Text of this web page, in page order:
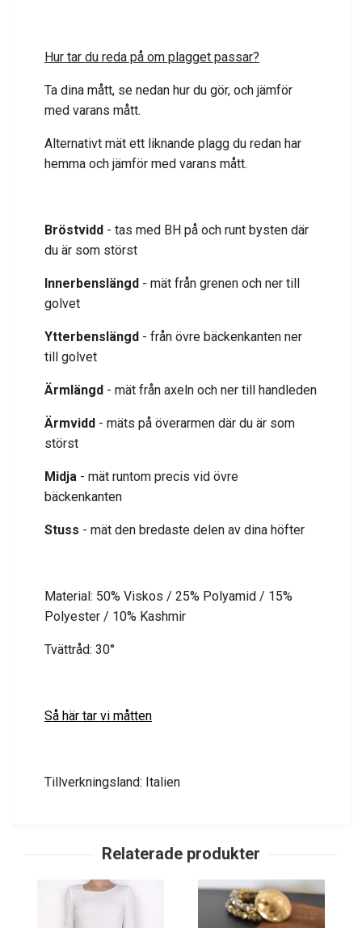
Hur tar du reda på om plagget passar?
Ta dina mått, se nedan hur du gör, och jämför
med varans mått.
Alternativt mät ett liknande plagg du redan har
hemma och jämför med varans mått.
Bröstvidd - tas med BH på och runt bysten där
du är som störst
Innerbenslängd - mät från grenen och ner till
golvet
Ytterbenslängd - från övre bäckenkanten ner
till golvet
Ärmlängd - mät från axeln och ner till handleden
Ärmvidd - mäts på överarmen där du är som
störst
Midja - mät runtom precis vid övre
bäckenkanten
Stuss - mät den bredaste delen av dina höfter
Material: 50% Viskos / 25% Polyamid / 15%
Polyester / 10% Kashmir
Tvättråd: 30°
Så här tar vi måtten
Tillverkningsland: Italien